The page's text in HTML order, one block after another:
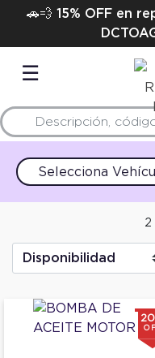
🚗💨 15% OFF en
☰
Selecciona
2